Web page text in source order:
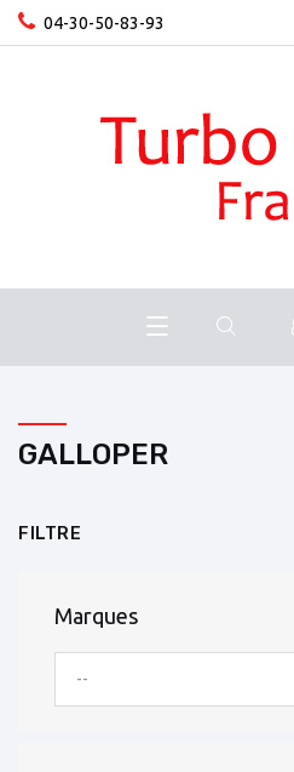
04-30-50-83-93
GALLOPER
FILTRE
Marques
--